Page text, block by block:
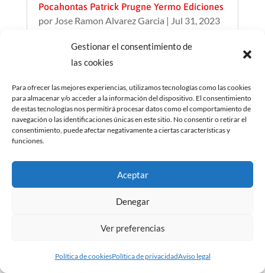
Gestionar el consentimiento de
las cookies
Para ofrecer las mejores experiencias, utilizamos tecnologías como las cookies
para almacenar y/o acceder a la información del dispositivo. El consentimiento
de estas tecnologías nos permitirá procesar datos como el comportamiento de
navegación o las identificaciones únicas en este sitio. No consentir o retirar el
consentimiento, puede afectar negativamente a ciertas características y
funciones.
Aceptar
Denegar
Ver preferencias
Política de cookiesPolítica de privacidadAviso legal
Pocahontas Patrick Prugne Yermo Ediciones
por Jose Ramon Alvarez Garcia | Jul 31, 2023
de Patrick Prugne. Estamos ante un cómic
histórico, ambientado a principios del siglo
XVI que tiene como eje central la figura de un...